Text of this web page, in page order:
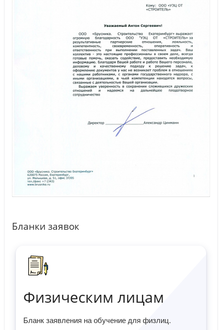
Бланки заявок
Физическим лицам
Бланк заявления на обучение для физлиц.